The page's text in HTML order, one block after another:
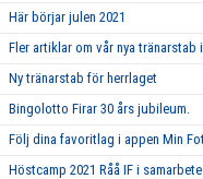
Här börjar julen 2021
Fler artiklar om vår nya tränarstab
Ny tränarstab för herrlaget
Bingolotto Firar 30 års jubileum.
Följ dina favoritlag i appen Min
Höstcamp 2021 Råå IF i